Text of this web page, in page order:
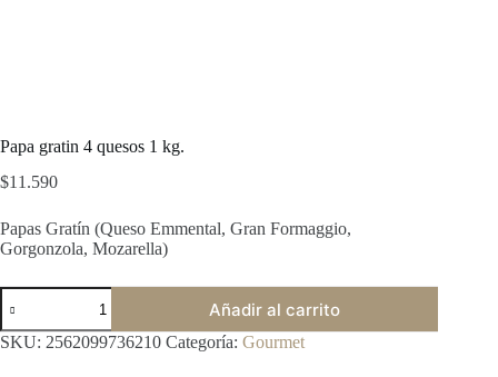
Papa gratin 4 quesos 1 kg.
$11.590
Papas Gratín (Queso Emmental, Gran Formaggio,
Gorgonzola, Mozarella)
Papa
gratin
4
quesos
Añadir al carrito
SKU: 2562099736210 Categoría: Gourmet